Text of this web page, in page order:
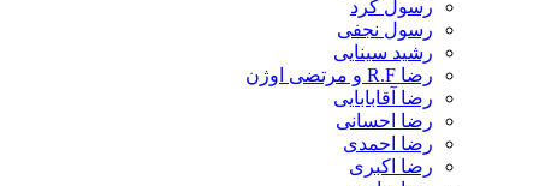
رسول کرد
رسول نجفی
رشید سینایی
رضا R.F و مرتضی اوژن
رضا آقابابایی
رضا احسانی
رضا احمدی
رضا اکبری